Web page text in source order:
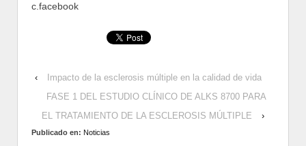
c.facebook
‹
Impacto de la esclerosis múltiple en la calidad de vida
FASE 1 DEL ESTUDIO CLÍNICO DE ALKS 8700 PARA
EL TRATAMIENTO DE LA ESCLEROSIS MÚLTIPLE
›
Publicado en: Noticias